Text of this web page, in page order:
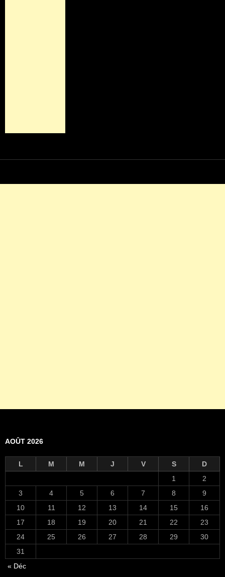
AOÛT 2026
L M M J V S
D
1
2
3
4 5 6 7 8
9
10
11 12 13 14 15
16
17
18 19 20 21 22
23
24
25 26 27 28 29
30
31
« Déc